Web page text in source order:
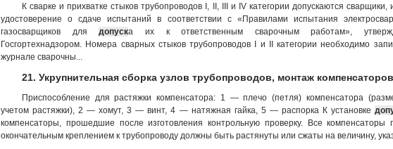
К сварке и прихватке стыков трубопроводов I, II, III и IV категории допускаются
удостоверение о сдаче испытаний в соответствии с «Правилами испытания
газосварщиков длядопуска их к ответственным сварочным работам»,
Госгортехнадзором. Номера сварных стыков трубопроводов I и II категории необходимо
журнале сварочны...
21. Укрупнительная сборка узлов трубопроводов, монтаж компенсаторов
Приспособление для растяжки компенсатора: 1 — плечо (петля) компенсатора
учетом растяжки), 2 — хомут, 3 — винт, 4 — натяжная гайка, 5 — распорка К установке
компенсаторы, прошедшие после изготовления контрольную проверку. Все компенсаторы
окончательным креплением к трубопроводу должны быть растянуты или сжаты на величину,